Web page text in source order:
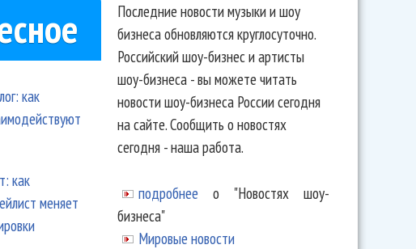
как
как
меняет
Последние новости музыки и шоу
бизнеса обновляются круглосуточно.
Российский шоу-бизнес и артисты
шоу-бизнеса - вы можете читать
новости шоу-бизнеса России сегодня
на сайте. Сообщить о новостях
сегодня - наша работа.
подробнее о "Новостях шоу-
бизнеса"
Мировые новости